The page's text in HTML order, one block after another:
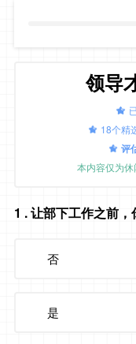
领导
18个精
评
本内容仅为
1 . 让部下工作之前
否
是